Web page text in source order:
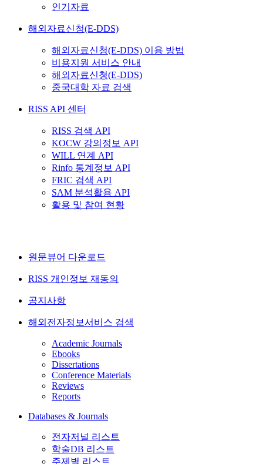
인기자료
해외자료신청(E-DDS)
해외자료신청(E-DDS) 이용 방법
비용지원 서비스 안내
해외자료신청(E-DDS)
중국대학 자료 검색
RISS API 센터
RISS 검색 API
KOCW 강의정보 API
WILL 연계 API
Rinfo 통계정보 API
FRIC 검색 API
SAM 분석활용 API
활용 및 참여 현황
원문뷰어 다운로드
RISS 개인정보 재동의
공지사항
해외전자정보서비스 검색
Academic Journals
Ebooks
Dissertations
Conference Materials
Reviews
Reports
Databases & Journals
전자저널 리스트
학술DB 리스트
주제별 리스트